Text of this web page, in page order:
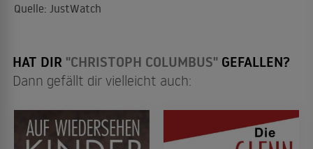
Quelle: JustWatch
HAT DIR "CHRISTOPH COLUMBUS" GEFALLEN?
Dann gefällt dir vielleicht auch: